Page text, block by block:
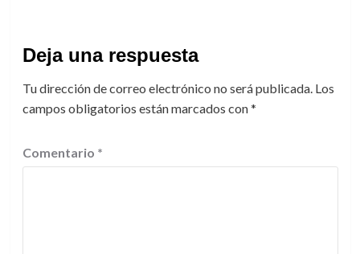
Deja una respuesta
Tu dirección de correo electrónico no será publicada. Los
campos obligatorios están marcados con*
Comentario *